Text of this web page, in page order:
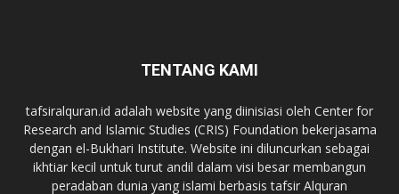
TENTANG KAMI
tafsiralquran.id adalah website yang diinisiasi oleh Center for
Research and Islamic Studies (CRIS) Foundation bekerjasama
dengan el-Bukhari Institute. Website ini diluncurkan sebagai
ikhtiar kecil untuk turut andil dalam visi besar membangun
peradaban dunia yang islami berbasis tafsir Alquran